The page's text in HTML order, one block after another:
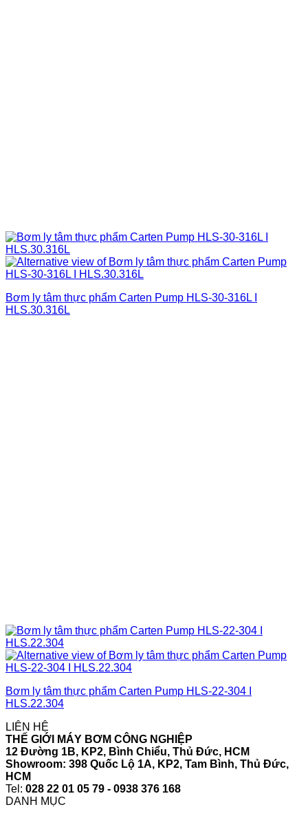
Bơm ly tâm thực phẩm Carten Pump HLS-30-316L I
HLS.30.316L
Bơm ly tâm thực phẩm Carten Pump HLS-22-304 I
HLS.22.304
LIÊN HỆ
THẾ GIỚI MÁY BƠM CÔNG NGHIỆP
12 Đường 1B, KP2, Bình Chiểu, Thủ Đức, HCM
Showroom: 398 Quốc Lộ 1A, KP2, Tam Bình, Thủ Đức,
HCM
Tel: 028 22 01 05 79 - 0938 376 168
DANH MỤC